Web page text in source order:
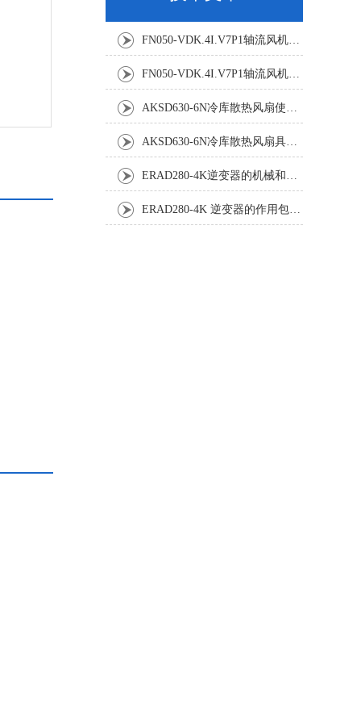
FN050-VDK.4I.V7P1轴流风机：精密温控背后的空气动力学杰作
FN050-VDK.4I.V7P1轴流风机：工业散热系统的静音革新者
AKSD630-6N冷库散热风扇使用效果怎样?
AKSD630-6N冷库散热风扇具体应用原理和优势如下
ERAD280-4K逆变器的机械和电气安装规程
ERAD280-4K 逆变器的作用包括哪些？